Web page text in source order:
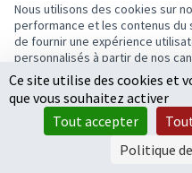
Nous utilisons des cookies sur
performance et les contenus
de fournir une expérience
personnalisés à partir de nos
Tout
Accepter
Ce site utilise des cookies et
que vous souhaitez activer
Tout accepter
Politique